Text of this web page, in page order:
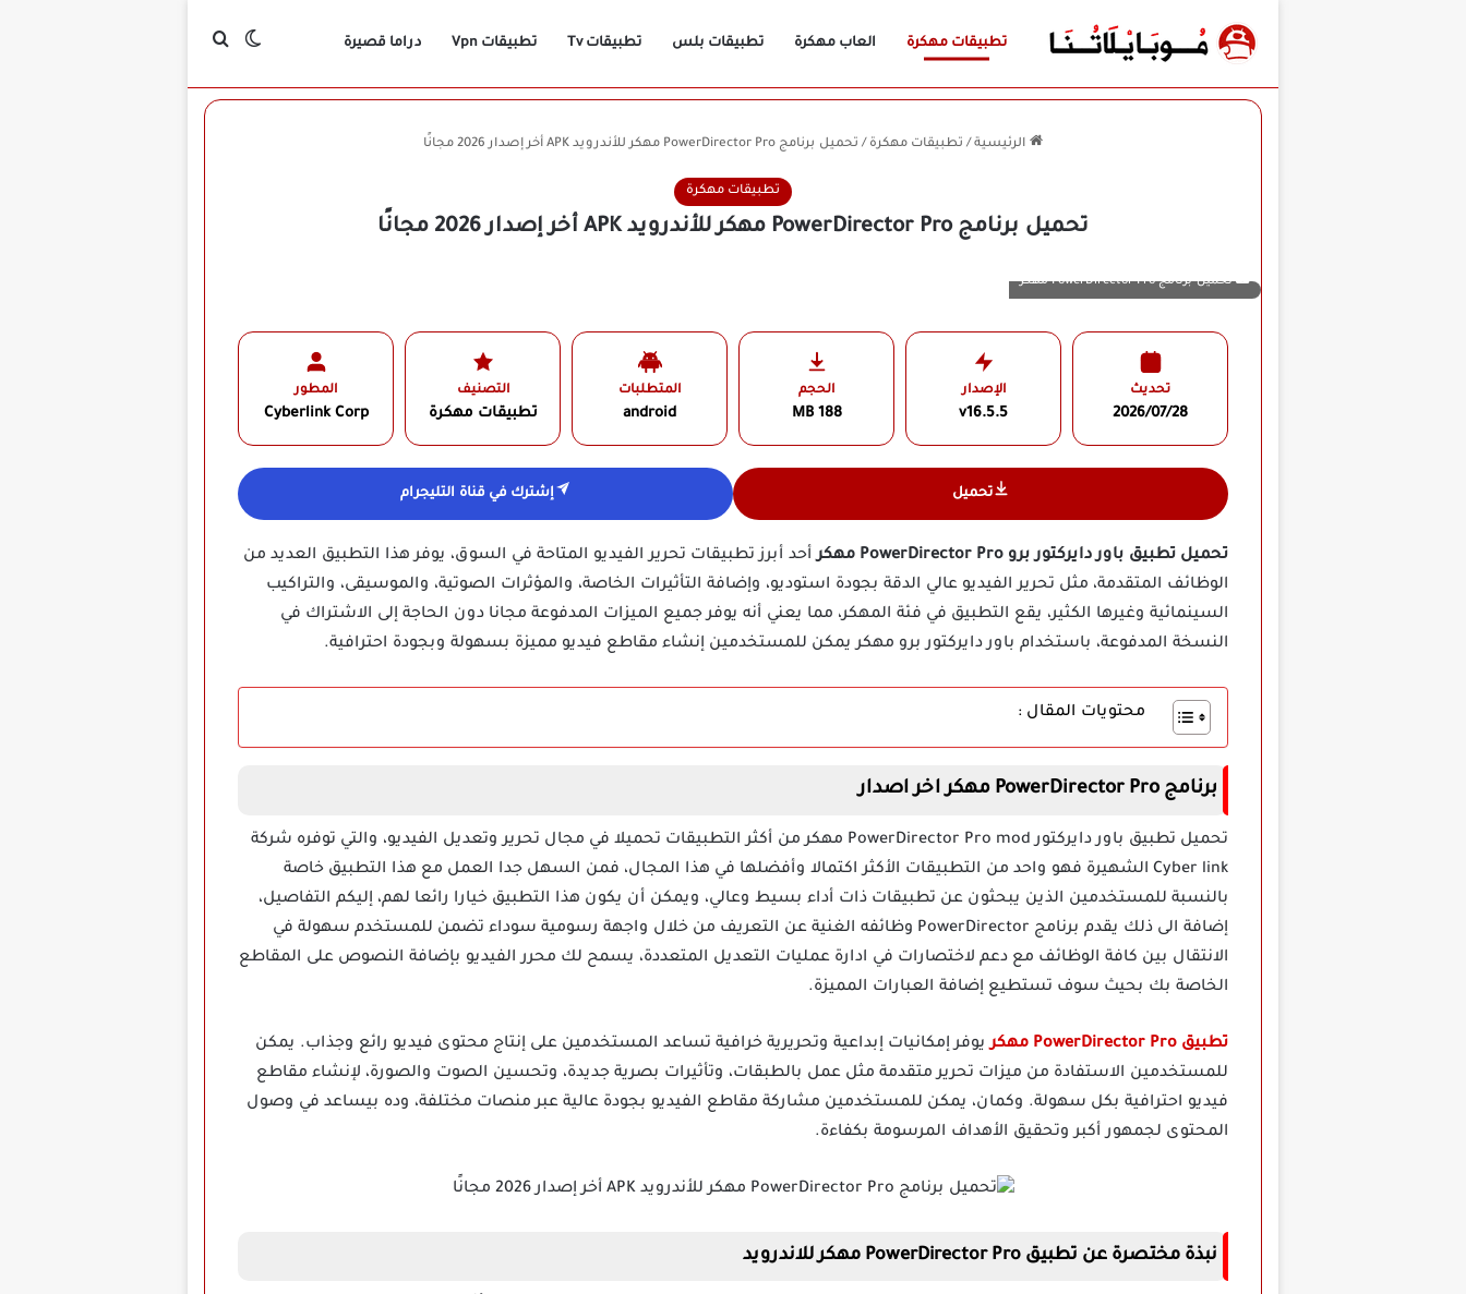
تطبيقات مهكرة العاب مهكرة تطبيقات بلس تطبيقات Tv تطبيقات Vpn دراما قصيرة الوضع المظلم
بحث عن
الرئيسية / تطبيقات مهكرة / تحميل برنامج PowerDirector Pro مهكر للأندرويد APK أخر إصدار 2026 مجانًا
تطبيقات مهكرة
تحميل برنامج PowerDirector Pro مهكر للأندرويد APK أخر إصدار 2026 مجانًا
تحميل برنامج PowerDirector Pro مهكر
تحديث
2026/07/28
الإصدار
v16.5.5
الحجم
188 MB
المتطلبات
android
التصنيف
تطبيقات مهكرة
المطور
Cyberlink Corp‏
تحميل إشترك في قناة التليجرام
تحميل تطبيق باور دايركتور برو PowerDirector Pro مهكر
أحد أبرز تطبيقات تحرير الفيديو المتاحة في السوق، يوفر هذا التطبيق العديد من
الوظائف المتقدمة، مثل تحرير الفيديو عالي الدقة بجودة استوديو، وإضافة التأثيرات الخاصة، والمؤثرات الصوتية، والموسيقى، والتراكيب
السينمائية وغيرها الكثير، يقع التطبيق في فئة المهكر، مما يعني أنه يوفر جميع الميزات المدفوعة مجانا دون الحاجة إلى الاشتراك في
النسخة المدفوعة، باستخدام باور دايركتور برو مهكر يمكن للمستخدمين إنشاء مقاطع فيديو مميزة بسهولة وبجودة احترافية.
محتويات المقال :
برنامج PowerDirector Pro مهكر اخر اصدار
تحميل تطبيق باور دايركتور PowerDirector Pro mod مهكر من أكثر التطبيقات تحميلا في مجال تحرير وتعديل الفيديو، والتي توفره شركة
Cyber link الشهيرة فهو واحد من التطبيقات الأكثر اكتمالا وأفضلها في هذا المجال، فمن السهل جدا العمل مع هذا التطبيق خاصة
بالنسبة للمستخدمين الذين يبحثون عن تطبيقات ذات أداء بسيط وعالي، ويمكن أن يكون هذا التطبيق خيارا رائعا لهم، إليكم التفاصيل،
إضافة الى ذلك يقدم برنامج PowerDirector وظائفه الغنية عن التعريف من خلال واجهة رسومية سوداء تضمن للمستخدم سهولة في
الانتقال بين كافة الوظائف مع دعم لاختصارات في ادارة عمليات التعديل المتعددة، يسمح لك محرر الفيديو بإضافة النصوص على المقاطع
الخاصة بك بحيث سوف تستطيع إضافة العبارات المميزة.
تطبيق PowerDirector Pro مهكر
يوفر إمكانيات إبداعية وتحريرية خرافية تساعد المستخدمين على إنتاج محتوى فيديو رائع وجذاب. يمكن
للمستخدمين الاستفادة من ميزات تحرير متقدمة مثل عمل بالطبقات، وتأثيرات بصرية جديدة، وتحسين الصوت والصورة، لإنشاء مقاطع
فيديو احترافية بكل سهولة. وكمان، يمكن للمستخدمين مشاركة مقاطع الفيديو بجودة عالية عبر منصات مختلفة، وده بيساعد في وصول
المحتوى لجمهور أكبر وتحقيق الأهداف المرسومة بكفاءة.
نبذة مختصرة عن تطبيق PowerDirector Pro مهكر للاندرويد